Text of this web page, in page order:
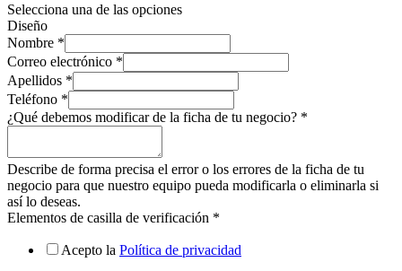
Selecciona una de las opciones
Diseño
Nombre *
Correo electrónico *
Apellidos *
Teléfono *
¿Qué debemos modificar de la ficha de tu negocio? *
Describe de forma precisa el error o los errores de la ficha de tu
negocio para que nuestro equipo pueda modificarla o eliminarla si
así lo deseas.
Elementos de casilla de verificación *
Acepto la Política de privacidad